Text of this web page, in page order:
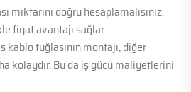
miktarını doğru hesaplamalısınız.
fiyat avantajı sağlar.
kablo tuğlasının montajı, diğer
kolaydır. Bu da iş gücü maliyetlerini